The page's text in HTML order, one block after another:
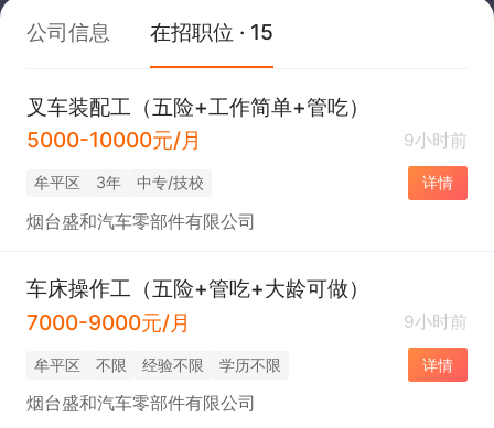
公司信息 在招职位 · 15
叉车装配工（五险+工作简单+管吃）
5000-10000元/月
9小时前
牟平区 3年 中专/技校 详情
烟台盛和汽车零部件有限公司
车床操作工（五险+管吃+大龄可做）
7000-9000元/月
9小时前
牟平区 不限 经验不限 学历不限 详情
烟台盛和汽车零部件有限公司